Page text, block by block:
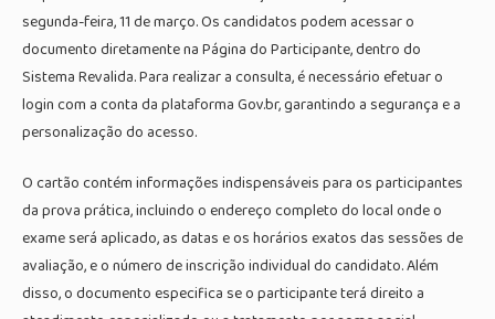
segunda-feira, 11 de março. Os candidatos podem acessar o
documento diretamente na Página do Participante, dentro do
Sistema Revalida. Para realizar a consulta, é necessário efetuar o
login com a conta da plataforma Gov.br, garantindo a segurança e a
personalização do acesso.
O cartão contém informações indispensáveis para os participantes
da prova prática, incluindo o endereço completo do local onde o
exame será aplicado, as datas e os horários exatos das sessões de
avaliação, e o número de inscrição individual do candidato. Além
disso, o documento especifica se o participante terá direito a